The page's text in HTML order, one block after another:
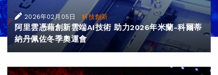
2026年02月05日 |科技創新
阿里雲憑藉創新雲端AI技術 助力2026年米蘭-科爾蒂
納丹佩佐冬季奧運會